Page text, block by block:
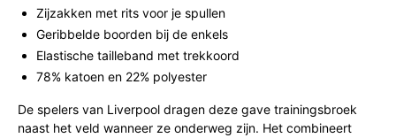
Zijzakken met rits voor je spullen
Geribbelde boorden bij de enkels
Elastische tailleband met trekkoord
78% katoen en 22% polyester
De spelers van Liverpool dragen deze gave trainingsbroek
naast het veld wanneer ze onderweg zijn. Het combineert